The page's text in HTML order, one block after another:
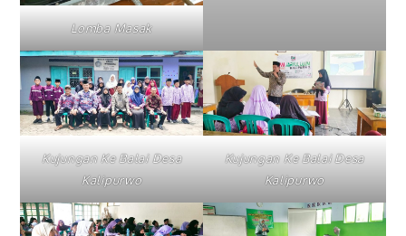
Lomba Masak
Kujungan Ke Balai Desa
Kalipurwo
Kujungan Ke Balai Desa
Kalipurwo